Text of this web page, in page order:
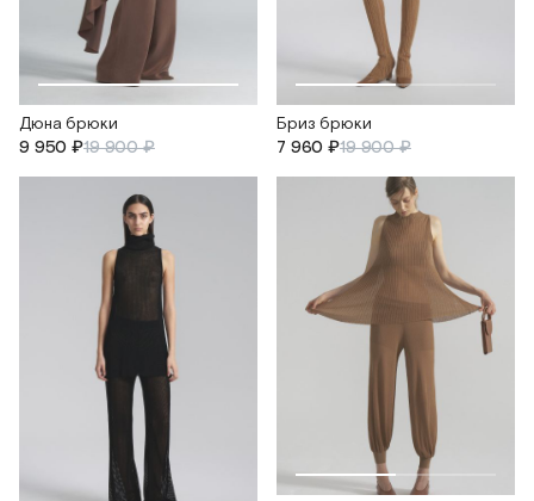
Дюна брюки
9 950 ₽19 900 ₽
Бриз брюки
7 960 ₽19 900 ₽